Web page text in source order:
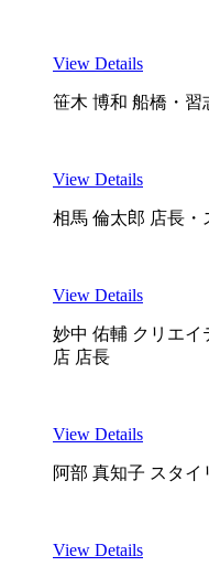
View Details
笹木 博和 船橋・習
View Details
相馬 倫太郎 店長・
View Details
妙中 佑輔 クリエイ
店 店長
View Details
阿部 真知子 スタイ
View Details